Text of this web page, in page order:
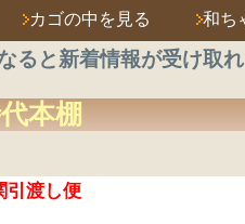
カゴの中を見る 和ち
ると新着情報が受け取
本棚
引渡し便